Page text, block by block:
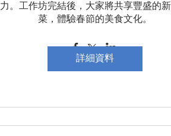
力。工作坊完結後，大家將共享豐盛的
菜，體驗春節的美食文化。
詳細資料